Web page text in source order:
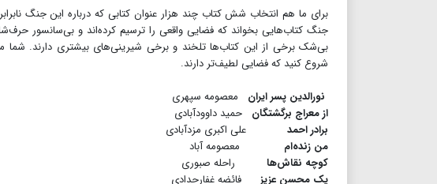
برای ما هم انتخاب شش کتاب چند هزار عنوان کتابی که درباره این جنگ
جنگ کتاب‌هایی بخواند که فضایی واقعی را ترسیم کرده‌اند و بی‌سانسور حرف‌شان
بی‌شک برخی از این کتاب‌ها تلخند و برخی شیرینی‌های بیشتری دارند. شما
شروع کنید که فضایی لطیف‌تر دارند.
نورالدین پسر ایران معصومه سپهری
از معراج برگشتگان حمید داوودآبادی
برادر احمد
علی اکبری مزدآبادی
من زنده‌ام
معصومه آباد
کوچه نقاش‌ها
راحله صبوری
یک محسن عزیز فائضه غفارحدادی